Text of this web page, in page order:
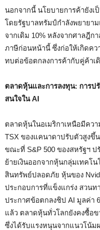
นอกจากนี้ นโยบายการค้ายัง
โดยรัฐบาลทรัมป์กำลังพยายา
จากเดิม 10% หลังจากศาลฎี
ภาษีก่อนหน้านี้ ซึ่งก่อให้เกิดค
ทบต่อข้อตกลงการค้ากับคู่ค้าเ
ตลาดหุ้นและการลงทุน: การป
สนใจใน AI
ตลาดหุ้นในอเมริกาเหนือมีคว
TSX ของแคนาดาปรับตัวสูงขึ้
ขณะที่ S&P 500 ของสหรัฐฯ
ย้ายเงินออกจากหุ้นกลุ่มเทคโ
สินทรัพย์ปลอดภัย หุ้นของ
ประกอบการที่แข็งแกร่ง สวน
ประกาศข้อตกลงชิป AI มูลค่า
แล้ว ตลาดหุ้นทั่วโลกยังคงซื้อ
ซึ่งได้รับแรงหนุนจากแนวโน้ม